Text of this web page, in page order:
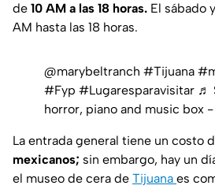
de 10 AM a las 18 horas. El sábado
AM hasta las 18 horas.
@marybeltranch #Tijuana
#Fyp #Lugaresparavisitar ♬
horror, piano and music box -
La entrada general tiene un costo
mexicanos; sin embargo, hay un
el museo de cera de Tijuana es